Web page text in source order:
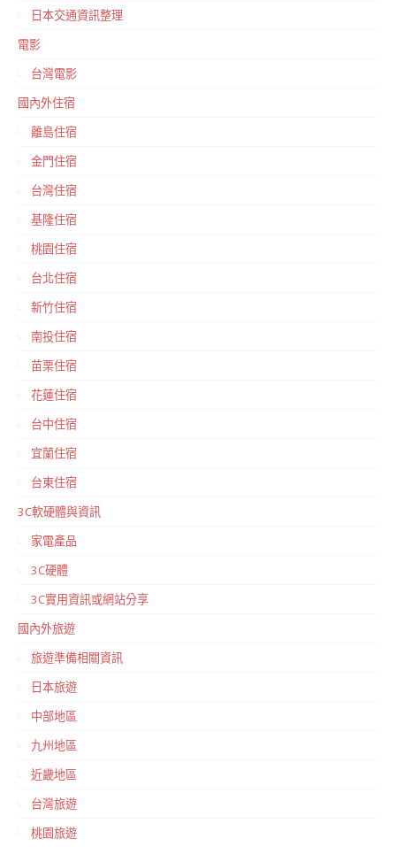
日本交通資訊整理
電影
台灣電影
國內外住宿
離島住宿
金門住宿
台灣住宿
基隆住宿
桃園住宿
台北住宿
新竹住宿
南投住宿
苗栗住宿
花蓮住宿
台中住宿
宜蘭住宿
台東住宿
3C軟硬體與資訊
家電產品
3C硬體
3C實用資訊或網站分享
國內外旅遊
旅遊準備相關資訊
日本旅遊
中部地區
九州地區
近畿地區
台灣旅遊
桃園旅遊